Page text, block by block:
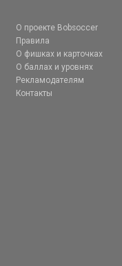
О проекте Bobsoccer
Правила
О фишках и карточках
О баллах и уровнях
Рекламодателям
Контакты